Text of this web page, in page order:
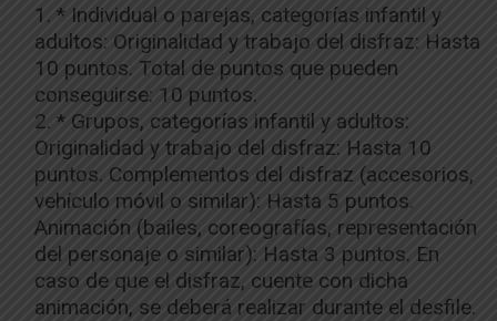
* Individual o parejas, categorías infantil y
adultos: Originalidad y trabajo del disfraz: Hasta
10 puntos. Total de puntos que pueden
conseguirse: 10 puntos.
* Grupos, categorías infantil y adultos:
Originalidad y trabajo del disfraz: Hasta 10
puntos. Complementos del disfraz (accesorios,
vehículo móvil o similar): Hasta 5 puntos.
Animación (bailes, coreografías, representación
del personaje o similar): Hasta 3 puntos. En
caso de que el disfraz, cuente con dicha
animación, se deberá realizar durante el desfile.